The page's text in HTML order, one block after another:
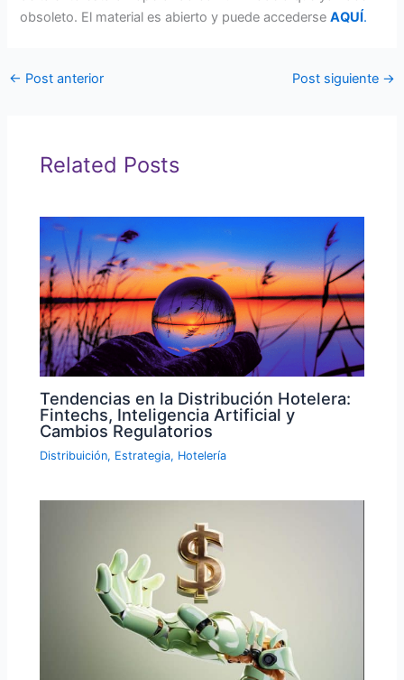
obsoleto. El material es abierto y puede accederseAQUÍ.
← Post anterior Post siguiente →
Related Posts
Tendencias en la Distribución Hotelera:
Fintechs, Inteligencia Artificial y
Cambios Regulatorios
Distribuición, Estrategia, Hotelería